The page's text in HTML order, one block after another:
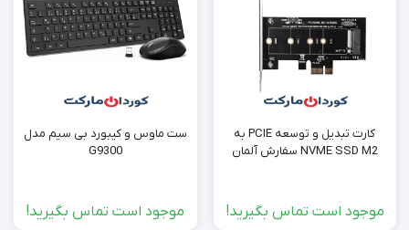
کارت‌ تبدیل و توسعه PCIE به
NVME SSD M2 سفارش آلمان
موجود است تماس بگیرید!
ست ماوس و کیبورد بی سیم مدل
G9300
موجود است تماس بگیرید!